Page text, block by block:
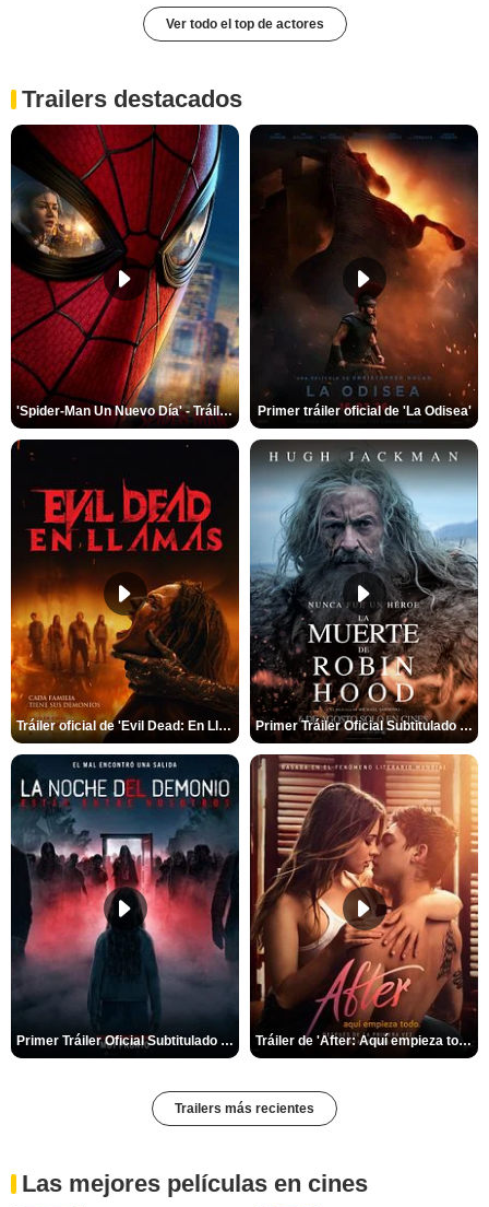
Ver todo el top de actores
Trailers destacados
'Spider-Man Un Nuevo Día' - Tráiler oficial subtitulado Primer tráiler oficial de 'La Odisea'
Tráiler oficial de 'Evil Dead: En Llamas' Primer Tráiler Oficial Subtitulado de 'La Muerte de Robin Hood'
Primer Tráiler Oficial Subtitulado de 'La Noche Del Demonio: Están Entre Nosotros' Tráiler de 'After: Aquí empieza todo'
Trailers más recientes
Las mejores películas en cines